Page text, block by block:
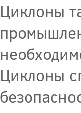
Циклоны
Циклоны